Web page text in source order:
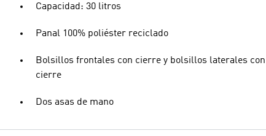
Capacidad: 30 litros
Panal 100% poliéster reciclado
Bolsillos frontales con cierre y bolsillos laterales con
cierre
Dos asas de mano